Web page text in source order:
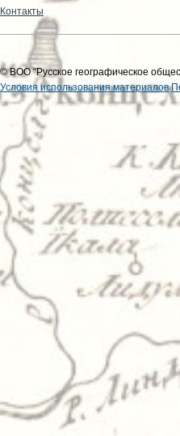
Контакты
© ВОО "Русское географическое
Условия использования материалов